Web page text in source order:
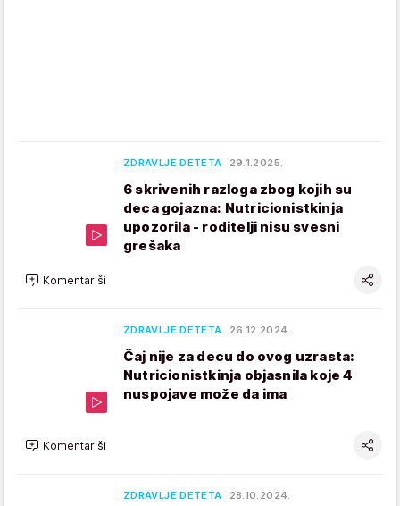
ZDRAVLJE DETETA 29.1.2025.
6 skrivenih razloga zbog kojih su
deca gojazna: Nutricionistkinja
upozorila - roditelji nisu svesni
grešaka
Komentariši
ZDRAVLJE DETETA 26.12.2024.
Čaj nije za decu do ovog uzrasta:
Nutricionistkinja objasnila koje 4
nuspojave može da ima
Komentariši
ZDRAVLJE DETETA 28.10.2024.